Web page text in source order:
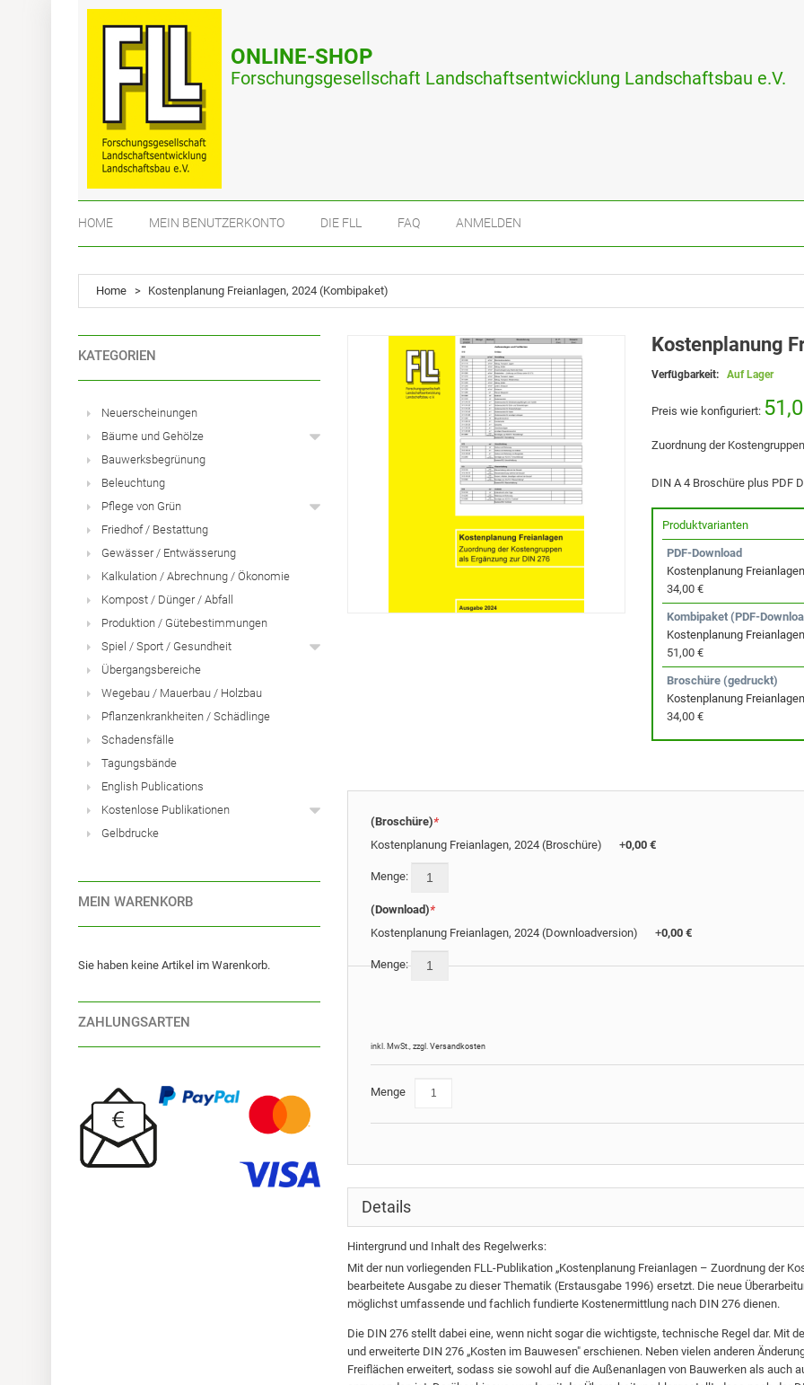
ONLINE-SHOP
Forschungsgesellschaft Landschaftsentwicklung Landschaftsbau e.V.
HOME MEIN BENUTZERKONTO DIE FLL FAQ ANMELDEN
Home > Kostenplanung Freianlagen, 2024 (Kombipaket)
Kostenplanung
Verfügbarkeit: Auf Lager
Preis wie konfiguriert:
Zuordnung der
DIN A 4 Broschüre plus PDF
Produktvarianten
PDF-Download
Kostenplanung
34,00 €
Kombipaket (PDF-
Kostenplanung
51,00 €
Broschüre (gedruckt)
Kostenplanung
34,00 €
(Broschüre)*
Kostenplanung Freianlagen, 2024 (Broschüre)
+0,00 €
Menge:
(Download)*
Kostenplanung Freianlagen, 2024 (Downloadversion)
+0,00 €
Menge:
inkl. MwSt., zzgl. Versandkosten
Menge
Details
Hintergrund und Inhalt des Regelwerks:
Mit der nun vorliegenden FLL-Publikation „Kostenplanung Freianlagen – Zuordnung der
bearbeitete Ausgabe zu dieser Thematik (Erstausgabe 1996) ersetzt. Die neue
möglichst umfassende und fachlich fundierte Kostenermittlung nach DIN 276 dienen.
Die DIN 276 stellt dabei eine, wenn nicht sogar die wichtigste, technische Regel dar. Mit
und erweiterte DIN 276 „Kosten im Bauwesen" erschienen. Neben vielen anderen
Freiflächen erweitert, sodass sie sowohl auf die Außenanlagen von Bauwerken als auch
KATEGORIEN
Neuerscheinungen
Bäume und Gehölze
Bauwerksbegrünung
Beleuchtung
Pflege von Grün
Friedhof / Bestattung
Gewässer / Entwässerung
Kalkulation / Abrechnung / Ökonomie
Kompost / Dünger / Abfall
Produktion / Gütebestimmungen
Spiel / Sport / Gesundheit
Übergangsbereiche
Wegebau / Mauerbau / Holzbau
Pflanzenkrankheiten / Schädlinge
Schadensfälle
Tagungsbände
English Publications
Kostenlose Publikationen
Gelbdrucke
MEIN WARENKORB
Sie haben keine Artikel im Warenkorb.
ZAHLUNGSARTEN